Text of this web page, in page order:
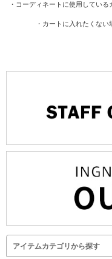
・コーディネートに使用してい
・カートに入れたくない
アイテムカテゴリから探す